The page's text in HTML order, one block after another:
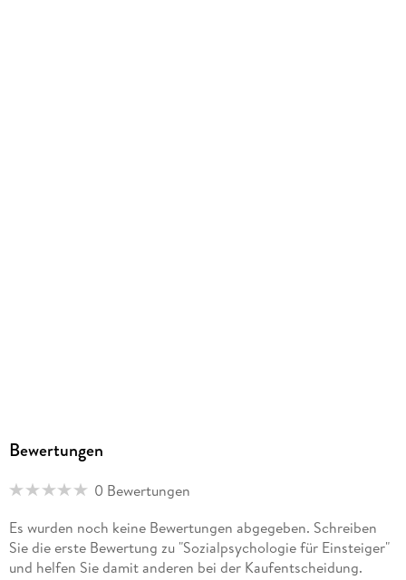
Bewertungen
0 Bewertungen
Es wurden noch keine Bewertungen abgegeben. Schreiben
Sie die erste Bewertung zu "Sozialpsychologie für Einsteiger"
und helfen Sie damit anderen bei der Kaufentscheidung.